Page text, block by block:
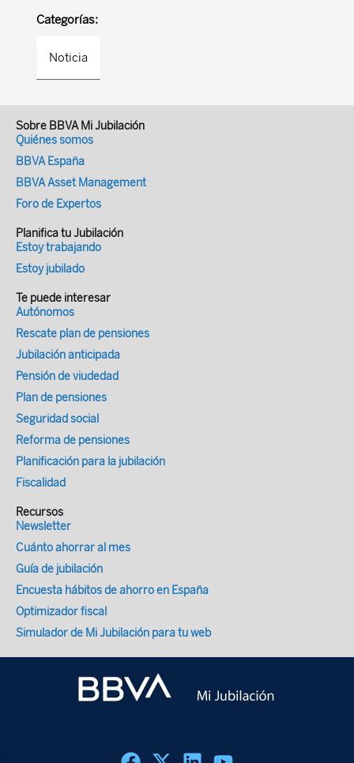
Categorías:
Noticia
Sobre BBVA Mi Jubilación
Quiénes somos
BBVA España
BBVA Asset Management
Foro de Expertos
Planifica tu Jubilación
Estoy trabajando
Estoy jubilado
Te puede interesar
Autónomos
Rescate plan de pensiones
Jubilación anticipada
Pensión de viudedad
Plan de pensiones
Seguridad social
Reforma de pensiones
Planificación para la jubilación
Fiscalidad
Recursos
Newsletter
Cuánto ahorrar al mes
Guía de jubilación
Encuesta hábitos de ahorro en España
Optimizador fiscal
Simulador de Mi Jubilación para tu web